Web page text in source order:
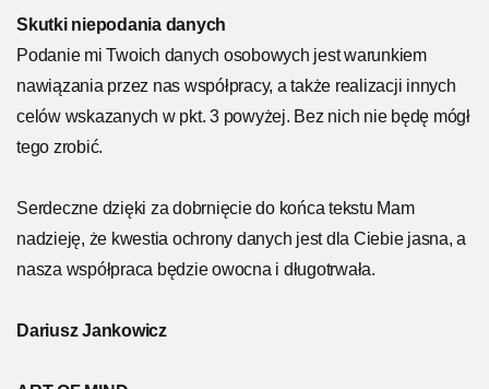
Skutki niepodania danych
Podanie mi Twoich danych osobowych jest warunkiem
nawiązania przez nas współpracy, a także realizacji innych
celów wskazanych w pkt. 3 powyżej. Bez nich nie będę mógł
tego zrobić.
Serdeczne dzięki za dobrnięcie do końca tekstu Mam
nadzieję, że kwestia ochrony danych jest dla Ciebie jasna, a
nasza współpraca będzie owocna i długotrwała.
Dariusz Jankowicz